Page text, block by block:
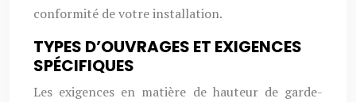
conformité de votre installation.
TYPES D’OUVRAGES ET EXIGENCES
SPÉCIFIQUES
Les exigences en matière de hauteur de garde-